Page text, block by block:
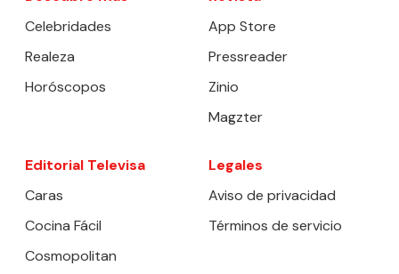
Celebridades
Realeza
Horóscopos
App Store
Pressreader
Zinio
Magzter
Editorial Televisa
Caras
Cocina Fácil
Cosmopolitan
Legales
Aviso de privacidad
Términos de servicio